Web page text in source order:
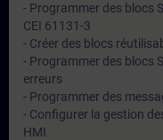
- Programmer des blocs
CEI 61131-3
- Créer des blocs
- Programmer des blocs
erreurs
- Programmer des
- Configurer la gestion
HMI